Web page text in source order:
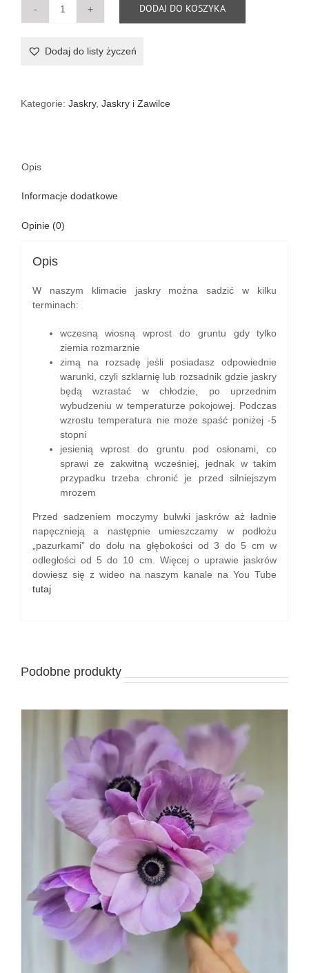
ilość
Elegance
V
DODAJ DO KOSZYKA
Dodaj do listy życzeń
Kategorie: Jaskry, Jaskry i Zawilce
Opis
Informacje dodatkowe
Opinie (0)
Opis
W naszym klimacie jaskry można sadzić w kilku
terminach:
wczesną wiosną wprost do gruntu gdy tylko
ziemia rozmarznie
zimą na rozsadę jeśli posiadasz odpowiednie
warunki, czyli szklarnię lub rozsadnik gdzie jaskry
będą wzrastać w chłodzie, po uprzednim
wybudzeniu w temperaturze pokojowej. Podczas
wzrostu temperatura nie może spaść poniżej -5
stopni
jesienią wprost do gruntu pod osłonami, co
sprawi ze zakwitną wcześniej, jednak w takim
przypadku trzeba chronić je przed silniejszym
mrozem
Przed sadzeniem moczymy bulwki jaskrów aż ładnie
napęcznieją a następnie umieszczamy w podłożu
„pazurkami” do dołu na głębokości od 3 do 5 cm w
odległości od 5 do 10 cm. Więcej o uprawie jaskrów
dowiesz się z wideo na naszym kanale na You Tube
tutaj
Podobne produkty